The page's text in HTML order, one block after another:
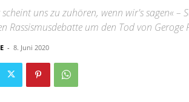
scheint uns zu zuhören, wenn wir's sagen«
Rassismusdebatte um den Tod von Geroge
- 8. Juni 2020